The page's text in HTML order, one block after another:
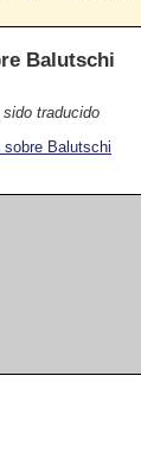
Balutschi
traducido
sobre Balutschi